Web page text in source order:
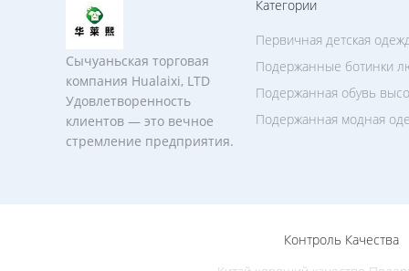
Сычуаньская торговая
компания Hualaixi, LTD
Удовлетворенность
клиентов — это вечное
стремление предприятия.
Категории
Подержанная модная
Первичная детская
Подержанные ботинки
Подержанная обувь
Контроль Качества